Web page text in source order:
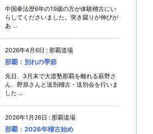
中国拳法歴6年の19歳の方が体験稽古にい
らしてくださいました。突き蹴りが伸びが
あ ...
2026年4月6日 : 那覇道場
那覇：別れの季節
先日、3月末で大道塾那覇を離れる萩野さ
ん、野原さんと送別稽古・送別会を行いま
した ...
2026年1月26日 : 那覇道場
那覇：2026年稽古始め